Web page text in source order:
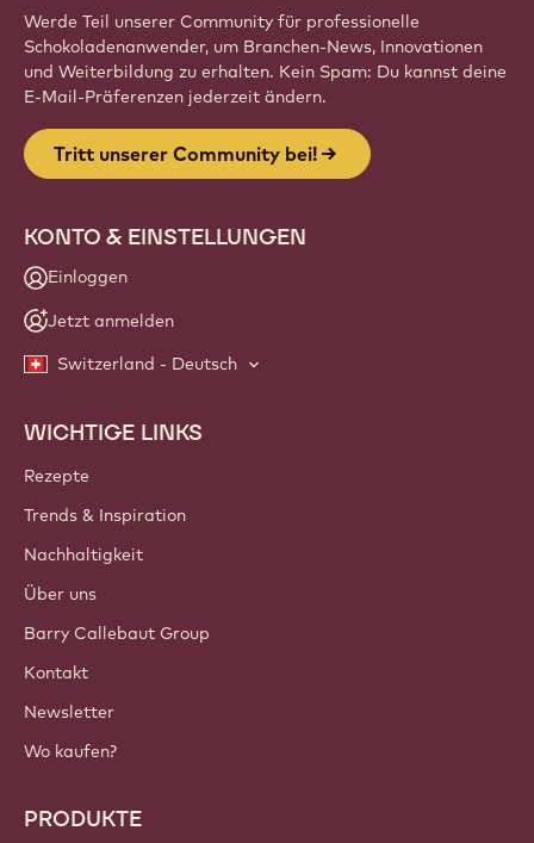
Werde Teil unserer Community für professionelle
Schokoladenanwender, um Branchen-News, Innovationen
und Weiterbildung zu erhalten. Kein Spam: Du kannst deine
E-Mail-Präferenzen jederzeit ändern.
Tritt unserer Community bei!
KONTO & EINSTELLUNGEN
Einloggen
Jetzt anmelden
Switzerland - Deutsch
Footer
Callebaut
WICHTIGE LINKS
Rezepte
Trends & Inspiration
Nachhaltigkeit
Über uns
Barry Callebaut Group
Kontakt
Newsletter
Wo kaufen?
PRODUKTE